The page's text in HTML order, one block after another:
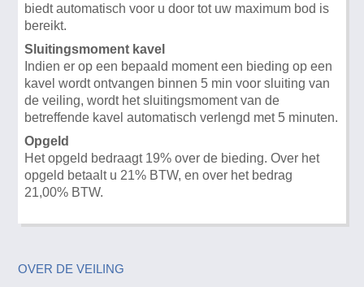
biedt automatisch voor u door tot uw maximum bod is
bereikt.
Sluitingsmoment kavel
Indien er op een bepaald moment een bieding op een
kavel wordt ontvangen binnen 5 min voor sluiting van
de veiling, wordt het sluitingsmoment van de
betreffende kavel automatisch verlengd met 5 minuten.
Opgeld
Het opgeld bedraagt 19% over de bieding. Over het
opgeld betaalt u 21% BTW, en over het bedrag
21,00% BTW.
OVER DE VEILING